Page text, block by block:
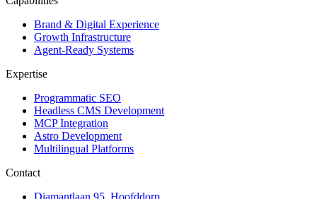
Brand & Digital Experience
Growth Infrastructure
Agent-Ready Systems
Expertise
Programmatic SEO
Headless CMS Development
MCP Integration
Astro Development
Multilingual Platforms
Contact